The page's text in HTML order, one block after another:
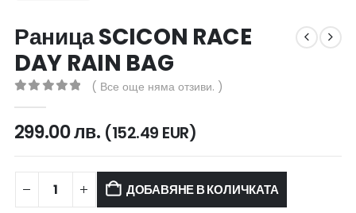
Раница SCICON RACE
DAY RAIN BAG
( Все още няма отзиви. )
299.00лв. (152.49 EUR)
ДОБАВЯНЕ В КОЛИЧКАТА